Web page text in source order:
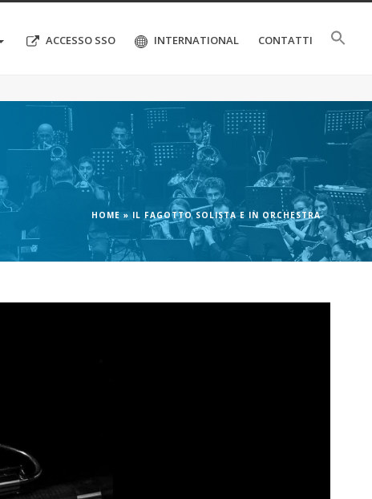
ACCESSO SSO INTERNATIONAL CONTATTI
HOME »IL FAGOTTO SOLISTA E IN ORCHESTRA